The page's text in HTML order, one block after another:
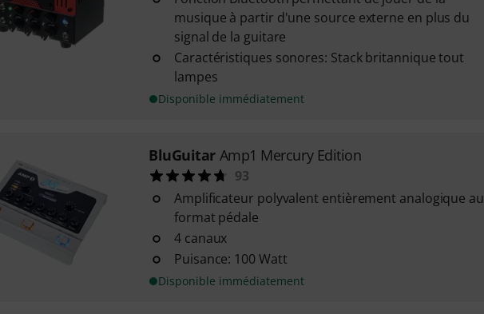
musique à partir d'une source externe en plus du
signal de la guitare
Caractéristiques sonores: Stack britannique tout
lampes
Disponible immédiatement
BluGuitar Amp1 Mercury Edition
93
Amplificateur polyvalent entièrement analogique au
format pédale
4 canaux
Puisance: 100 Watt
Disponible immédiatement